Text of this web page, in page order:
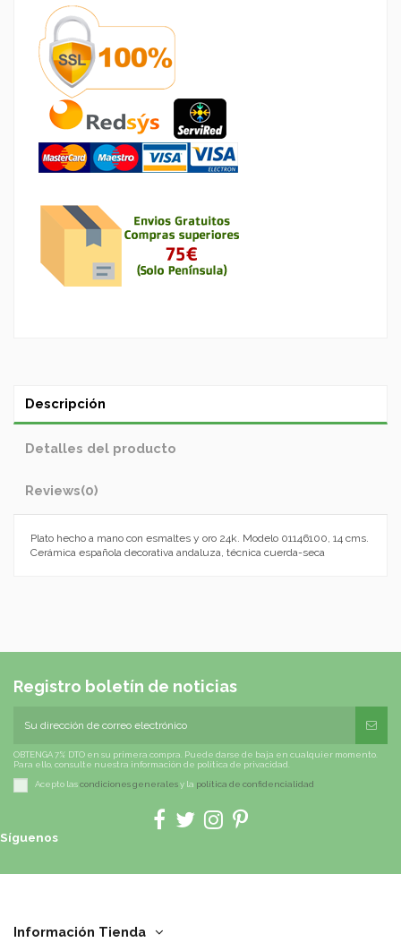
Descripción
Detalles del producto
Reviews(0)
Plato hecho a mano con esmaltes y oro 24k. Modelo 01146100, 14 cms.
Cerámica española decorativa andaluza, técnica cuerda-seca
Registro boletín de noticias
OBTENGA 7% DTO en su primera compra. Puede darse de baja en cualquier momento.
Para ello, consulte nuestra información de política de privacidad.
Acepto lascondiciones generalesy la política de confidencialidad
Síguenos
Información Tienda